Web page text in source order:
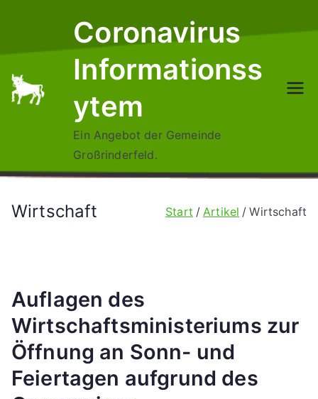
springen
Coronavirus
Informationss
ytem
Ein Angebot der Gemeinde
Großrinderfeld.
Wirtschaft Start Artikel Wirtschaft
Auflagen des
Wirtschaftsministeriums zur
Öffnung an Sonn- und
Feiertagen aufgrund des